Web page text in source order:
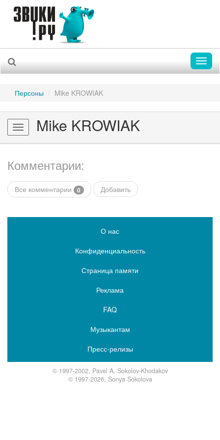
Персоны Mike KROWIAK
Toggle
navigation
Mike KROWIAK
Комментарии:
Все комментарии 0 Добавить
О нас
Конфиденциальность
Страница памяти
Реклама
FAQ
Музыкантам
Пресс-релизы
© 1997-2002, Pavel A. Sokolov-Khodakov
© 1997-2026, Sonya Sokolova